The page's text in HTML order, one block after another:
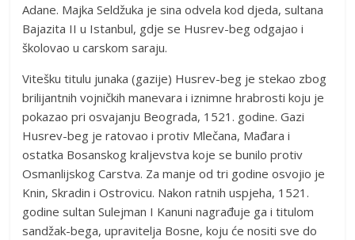
Adane. Majka Seldžuka je sina odvela kod djeda, sultana
Bajazita II u Istanbul, gdje se Husrev-beg odgajao i
školovao u carskom saraju.
Vitešku titulu junaka (gazije) Husrev-beg je stekao zbog
brilijantnih vojničkih manevara i iznimne hrabrosti koju je
pokazao pri osvajanju Beograda, 1521. godine. Gazi
Husrev-beg je ratovao i protiv Mlečana, Mađara i
ostatka Bosanskog kraljevstva koje se bunilo protiv
Osmanlijskog Carstva. Za manje od tri godine osvojio je
Knin, Skradin i Ostrovicu. Nakon ratnih uspjeha, 1521.
godine sultan Sulejman I Kanuni nagrađuje ga i titulom
sandžak-bega, upravitelja Bosne, koju će nositi sve do